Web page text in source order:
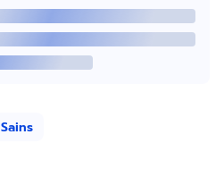
Sains